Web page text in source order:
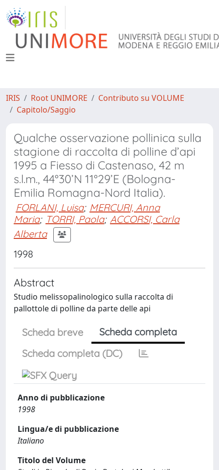
IRIS Root UNIMORE
Contributo su VOLUME
Capitolo/Saggio
Qualche osservazione pollinica sulla
stagione di raccolta di polline d’api
1995 a Fiesso di Castenaso, 42 m
s.l.m., 44°30’N 11°29’E (Bologna-
Emilia Romagna-Nord Italia).
FORLANI, Luisa; MERCURI, Anna
Maria; TORRI, Paola; ACCORSI, Carla
Alberta
1998
Abstract
Studio melissopalinologico sulla raccolta di
pallottole di polline da parte delle api
Scheda breve
Scheda completa
Scheda completa (DC)
Anno di pubblicazione
1998
Lingua/e di pubblicazione
Italiano
Titolo del Volume